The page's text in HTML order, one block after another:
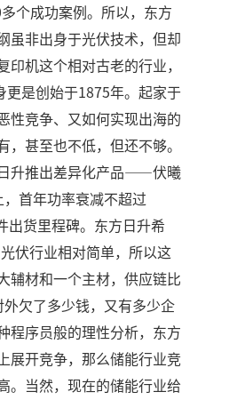
个成功案例。所以，东方
虽非出身于光伏技术，但却
机这个相对古老的行业，
是创始于1875年。起家于
性竞争、又如何实现出海的
甚至也不低，但还不够。
升推出差异化产品——伏曦
首年功率衰减不超过
出货里程碑。东方日升希
伏行业相对简单，所以这
辅材和一个主材，供应链比
欠了多少钱，又有多少企
程序员般的理性分析，东方
展开竞争，那么储能行业竞
。当然，现在的储能行业给